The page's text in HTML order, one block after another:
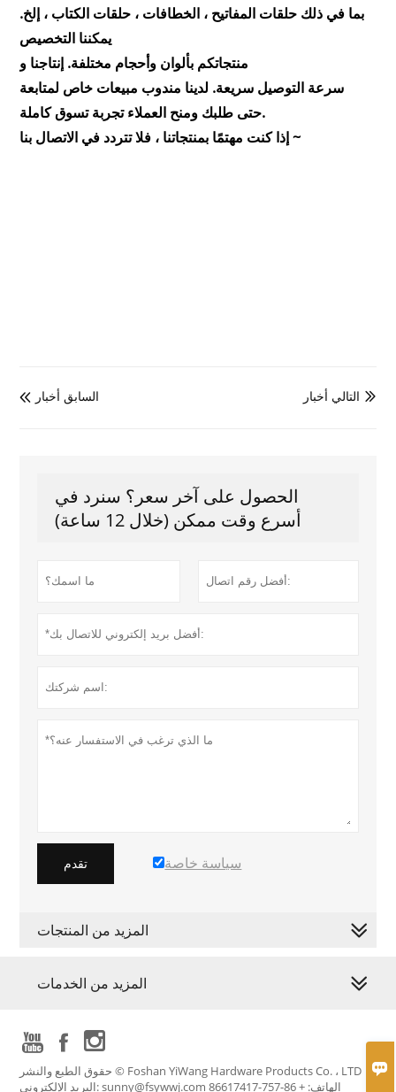

بما في ذلك حلقات المفاتيح ، الخطافات ، حلقات الكتاب ، إلخ.
يمكننا التخصيص
منتجاتكم بألوان وأحجام مختلفة. إنتاجنا و
سرعة التوصيل سريعة. لدينا مندوب مبيعات خاص لمتابعة
حتى طلبك ومنح العملاء تجربة تسوق كاملة.
إذا كنت مهتمًا بمنتجاتنا ، فلا تتردد في الاتصال بنا ~
 السابق أخبار  التالي أخبار
الحصول على آخر سعر؟ سنرد في
أسرع وقت ممكن (خلال 12 ساعة)
تقدم سياسة خاصة
المزيد من المنتجات
المزيد من الخدمات
  
حقوق الطبع والنشر © Foshan YiWang Hardware Products Co. ، LTD
البريد الإلكتروني: sunny@fsywwj.com الهاتف: + 86-757-86617417